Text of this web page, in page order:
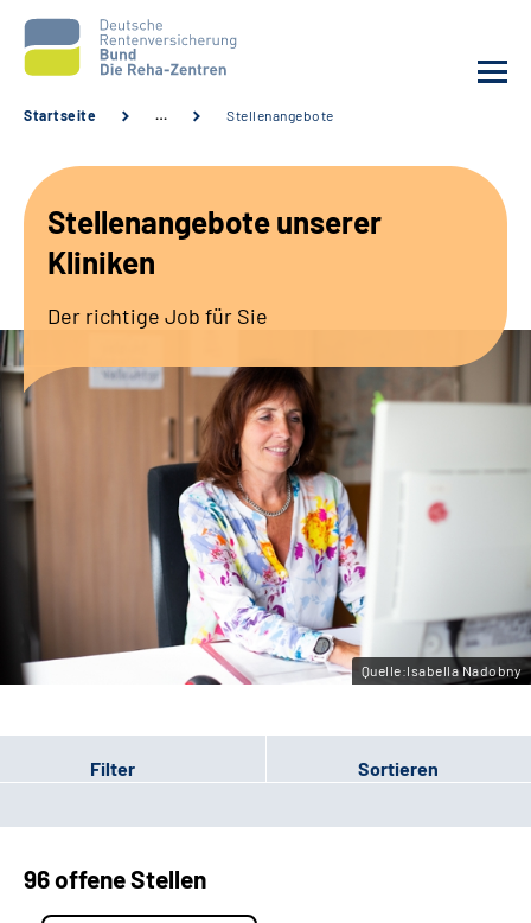
Unsere Kliniken
Sozialdienste & Zuweisende
Erweiterte Suche
Gebärdensprache
Leichte Sprache
Startseite … Stellenangebote
Stellenangebote unserer
Kliniken
Der richtige Job für Sie
Quelle:Isabella Nadobny
Filter Sortieren
96 offene Stellen